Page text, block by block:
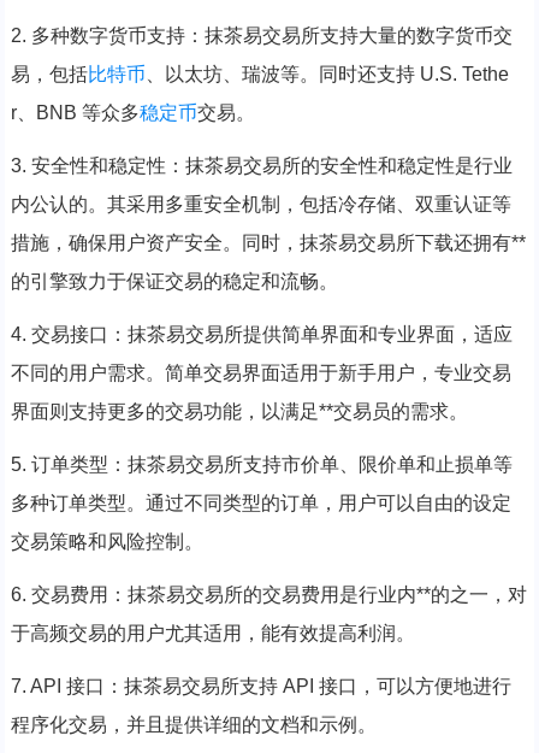
2. 多种数字货币支持：抹茶易交易所支持大量的数字货币交
易，包括比特币 、以太坊、瑞波等。同时还支持 U.S. Tethe
r、BNB 等众多稳定币交易。
3. 安全性和稳定性：抹茶易交易所的安全性和稳定性是行业
内公认的。其采用多重安全机制，包括冷存储、双重认证等
措施，确保用户资产安全。同时，抹茶易交易所下载还拥有**
的引擎致力于保证交易的稳定和流畅。
4. 交易接口：抹茶易交易所提供简单界面和专业界面，适应
不同的用户需求。简单交易界面适用于新手用户，专业交易
界面则支持更多的交易功能，以满足**交易员的需求。
5. 订单类型：抹茶易交易所支持市价单、限价单和止损单等
多种订单类型。通过不同类型的订单，用户可以自由的设定
交易策略和风险控制。
6. 交易费用：抹茶易交易所的交易费用是行业内**的之一，对
于高频交易的用户尤其适用，能有效提高利润。
7. API 接口：抹茶易交易所支持 API 接口，可以方便地进行
程序化交易，并且提供详细的文档和示例。